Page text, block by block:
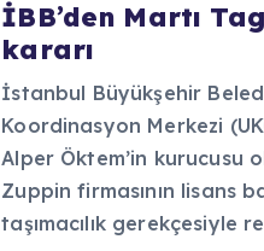
İBB’den Martı
kararı
İstanbul Büyükşehir
Koordinasyon Merkezi
Alper Öktem’in kurucusu
Zuppin firmasının lisans
taşımacılık gerekçesiyle